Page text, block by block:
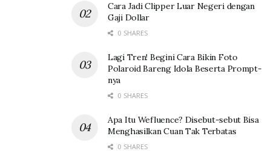
Cara Jadi Clipper Luar Negeri dengan
Gaji Dollar
0 SHARES
Lagi Tren! Begini Cara Bikin Foto
Polaroid Bareng Idola Beserta Prompt-
nya
0 SHARES
Apa Itu Wefluence? Disebut-sebut Bisa
Menghasilkan Cuan Tak Terbatas
0 SHARES